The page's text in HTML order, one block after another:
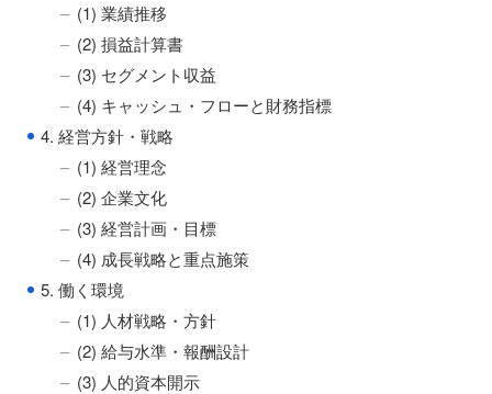
(1) 業績推移
(2) 損益計算書
(3) セグメント収益
(4) キャッシュ・フローと財務指標
● 4. 経営方針・戦略
(1) 経営理念
(2) 企業文化
(3) 経営計画・目標
(4) 成長戦略と重点施策
● 5. 働く環境
(1) 人材戦略・方針
(2) 給与水準・報酬設計
(3) 人的資本開示